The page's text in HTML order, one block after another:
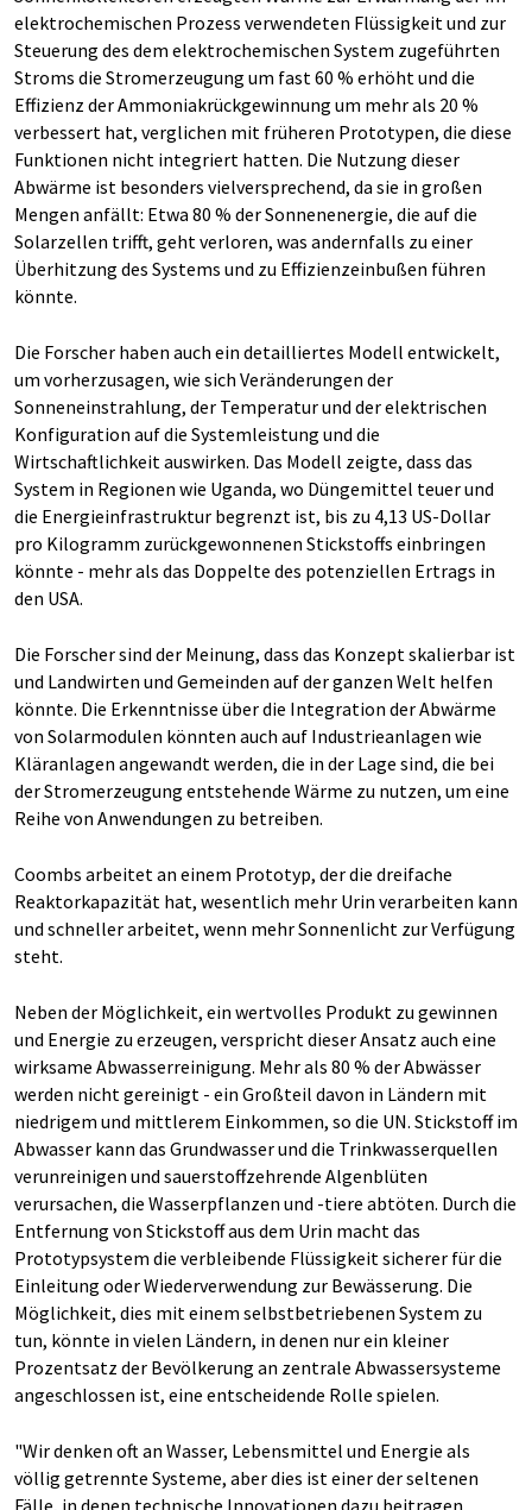
elektrochemischen Prozess verwendeten Flüssigkeit und zur
Steuerung des dem elektrochemischen System zugeführten
Stroms die Stromerzeugung um fast 60 % erhöht und die
Effizienz der Ammoniakrückgewinnung um mehr als 20 %
verbessert hat, verglichen mit früheren Prototypen, die diese
Funktionen nicht integriert hatten. Die Nutzung dieser
Abwärme ist besonders vielversprechend, da sie in großen
Mengen anfällt: Etwa 80 % der Sonnenenergie, die auf die
Solarzellen trifft, geht verloren, was andernfalls zu einer
Überhitzung des Systems und zu Effizienzeinbußen führen
könnte.
Die Forscher haben auch ein detailliertes Modell entwickelt,
um vorherzusagen, wie sich Veränderungen der
Sonneneinstrahlung, der Temperatur und der elektrischen
Konfiguration auf die Systemleistung und die
Wirtschaftlichkeit auswirken. Das Modell zeigte, dass das
System in Regionen wie Uganda, wo Düngemittel teuer und
die Energieinfrastruktur begrenzt ist, bis zu 4,13 US-Dollar
pro Kilogramm zurückgewonnenen Stickstoffs einbringen
könnte - mehr als das Doppelte des potenziellen Ertrags in
den USA.
Die Forscher sind der Meinung, dass das Konzept skalierbar ist
und Landwirten und Gemeinden auf der ganzen Welt helfen
könnte. Die Erkenntnisse über die Integration der Abwärme
von Solarmodulen könnten auch auf Industrieanlagen wie
Kläranlagen angewandt werden, die in der Lage sind, die bei
der Stromerzeugung entstehende Wärme zu nutzen, um eine
Reihe von Anwendungen zu betreiben.
Coombs arbeitet an einem Prototyp, der die dreifache
Reaktorkapazität hat, wesentlich mehr Urin verarbeiten kann
und schneller arbeitet, wenn mehr Sonnenlicht zur Verfügung
steht.
Neben der Möglichkeit, ein wertvolles Produkt zu gewinnen
und Energie zu erzeugen, verspricht dieser Ansatz auch eine
wirksame Abwasserreinigung. Mehr als 80 % der Abwässer
werden nicht gereinigt - ein Großteil davon in Ländern mit
niedrigem und mittlerem Einkommen, so die UN. Stickstoff im
Abwasser kann das Grundwasser und die Trinkwasserquellen
verunreinigen und sauerstoffzehrende Algenblüten
verursachen, die Wasserpflanzen und -tiere abtöten. Durch die
Entfernung von Stickstoff aus dem Urin macht das
Prototypsystem die verbleibende Flüssigkeit sicherer für die
Einleitung oder Wiederverwendung zur Bewässerung. Die
Möglichkeit, dies mit einem selbstbetriebenen System zu
tun, könnte in vielen Ländern, in denen nur ein kleiner
Prozentsatz der Bevölkerung an zentrale Abwassersysteme
angeschlossen ist, eine entscheidende Rolle spielen.
"Wir denken oft an Wasser, Lebensmittel und Energie als
völlig getrennte Systeme, aber dies ist einer der seltenen